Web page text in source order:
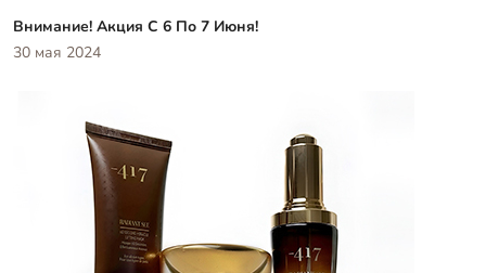
Внимание! Акция С 6 По 7 Июня!
30 мая 2024